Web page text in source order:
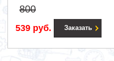
800
539 руб. Заказать